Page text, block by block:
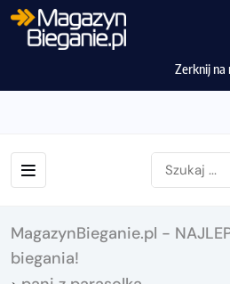
Zerknij na
MagazynBieganie.pl -
biegania!